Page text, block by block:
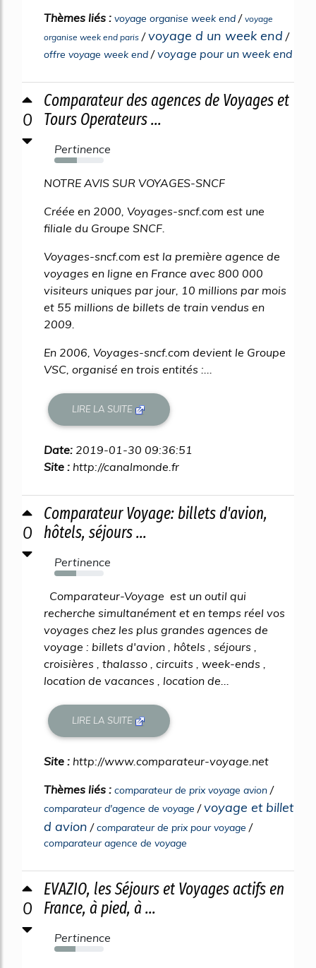
Thèmes liés : voyage organise week end / voyage
organise week end paris /voyage d un week end /
offre voyage week end /voyage pour un week end
0
Comparateur des agences de Voyages et
Tours Operateurs ...
Pertinence
46%
NOTRE AVIS SUR VOYAGES-SNCF
Créée en 2000, Voyages-sncf.com est une
filiale du Groupe SNCF.
Voyages-sncf.com est la première agence de
voyages en ligne en France avec 800 000
visiteurs uniques par jour, 10 millions par mois
et 55 millions de billets de train vendus en
2009.
En 2006, Voyages-sncf.com devient le Groupe
VSC, organisé en trois entités :...
LIRE LA SUITE
Date: 2019-01-30 09:36:51
Site : http://canalmonde.fr
0
Comparateur Voyage: billets d'avion,
hôtels, séjours ...
Pertinence
44%
Comparateur-Voyage est un outil qui
recherche simultanément et en temps réel vos
voyages chez les plus grandes agences de
voyage : billets d'avion , hôtels , séjours ,
croisières , thalasso , circuits , week-ends ,
location de vacances , location de...
LIRE LA SUITE
Site : http://www.comparateur-voyage.net
Thèmes liés : comparateur de prix voyage avion /
comparateur d'agence de voyage /voyage et billet
d avion /comparateur de prix pour voyage /
comparateur agence de voyage
0
EVAZIO, les Séjours et Voyages actifs en
France, à pied, à ...
Pertinence
43%